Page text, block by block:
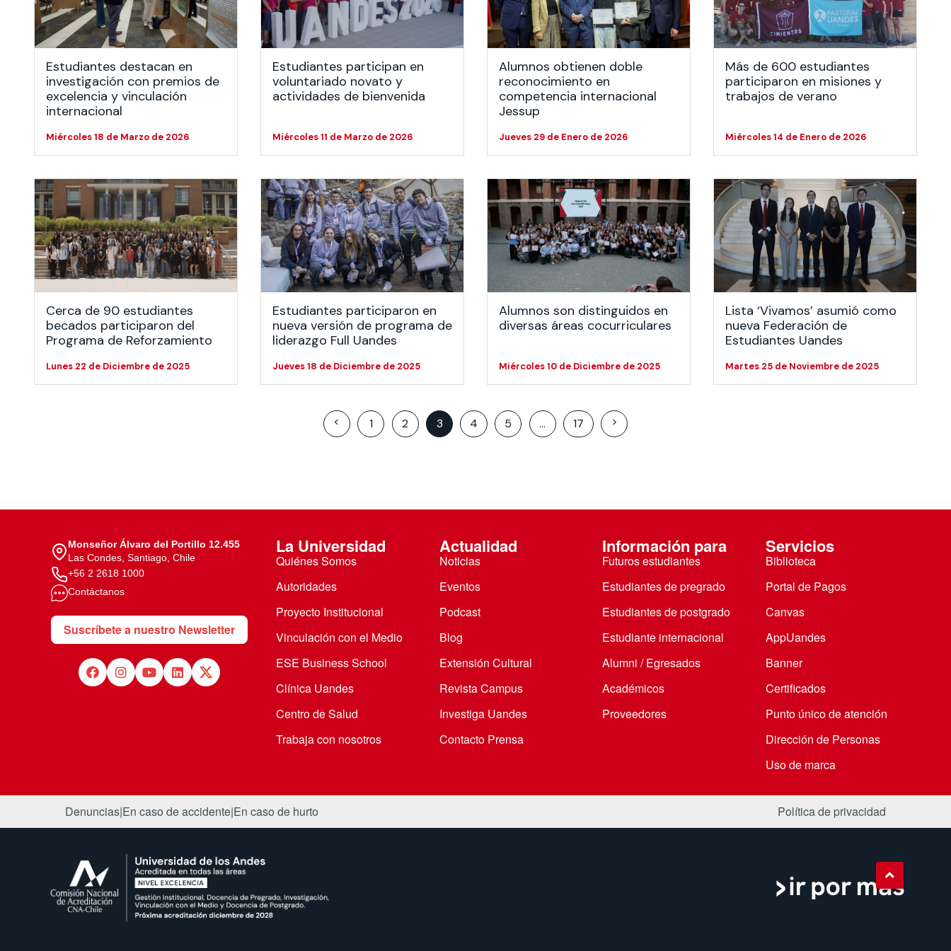
Te puede interesar:International students Facultades
Te puede interesar:Explora el campus Uandes Noticias estudiantiles
Estudiantes destacan en
investigación con premios de
excelencia y vinculación
internacional
Miércoles 18 de Marzo de 2026
Estudiantes participan en
voluntariado novato y
actividades de bienvenida
Miércoles 11 de Marzo de 2026
Alumnos obtienen doble
reconocimiento en
competencia internacional
Jessup
Jueves 29 de Enero de 2026
Más de 600 estudiantes
participaron en misiones y
trabajos de verano
Miércoles 14 de Enero de 2026
Cerca de 90 estudiantes
becados participaron del
Programa de Reforzamiento
Lunes 22 de Diciembre de 2025
Estudiantes participaron en
nueva versión de programa de
liderazgo Full Uandes
Jueves 18 de Diciembre de 2025
Alumnos son distinguidos en
diversas áreas cocurriculares
Miércoles 10 de Diciembre de 2025
Lista ‘Vivamos’ asumió como
nueva Federación de
Estudiantes Uandes
Martes 25 de Noviembre de 2025
Posts
< 1 2 3 4 5 … 17 >
Monseñor Álvaro del Portillo 12.455
Las Condes, Santiago, Chile
+56 2 2618 1000
Contáctanos
Suscríbete a nuestro Newsletter
La Universidad
Quiénes Somos
Autoridades
Proyecto Institucional
Vinculación con el Medio
ESE Business School
Clínica Uandes
Centro de Salud
Trabaja con nosotros
Actualidad
Noticias
Eventos
Podcast
Blog
Extensión Cultural
Revista Campus
Investiga Uandes
Contacto Prensa
Información para
Futuros estudiantes
Estudiantes de pregrado
Estudiantes de postgrado
Estudiante internacional
Alumni / Egresados
Académicos
Proveedores
Servicios
Biblioteca
Portal de Pagos
Canvas
AppUandes
Banner
Certificados
Punto único de atención
Dirección de Personas
Uso de marca
Denuncias|En caso de accidente|En caso de hurto Política de privacidad